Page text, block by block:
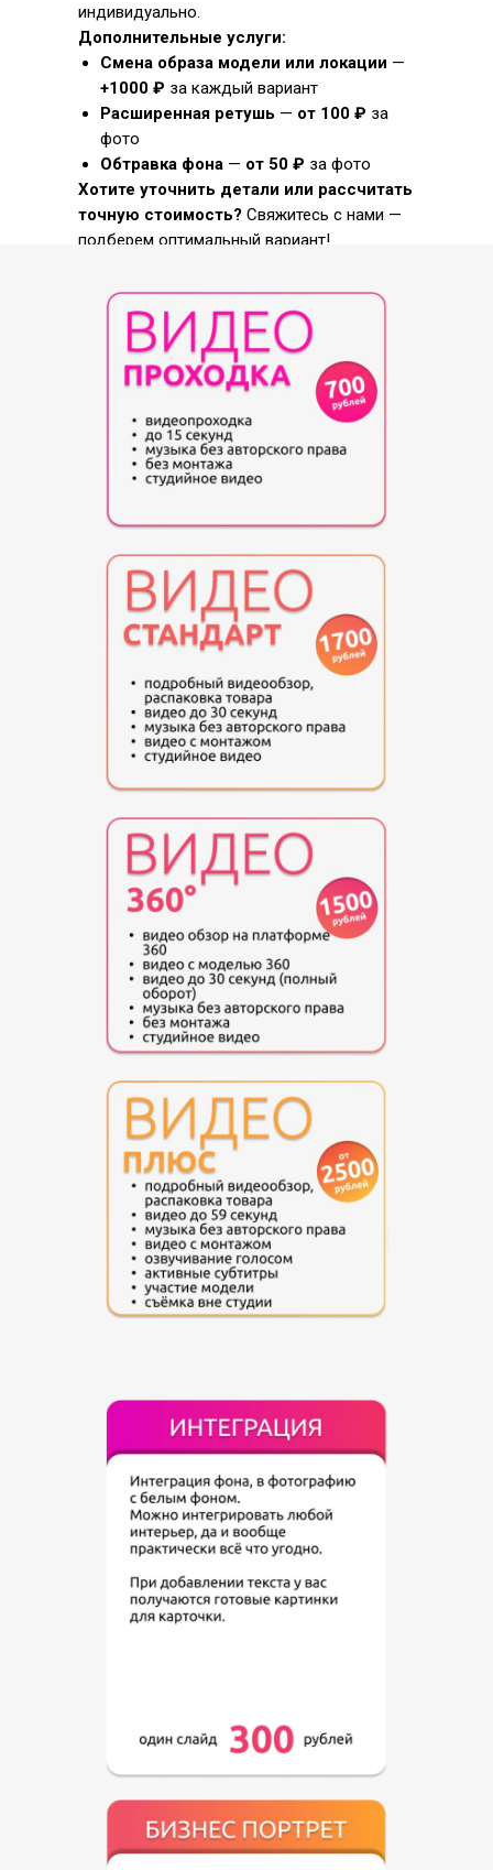
индивидуально.
Дополнительные услуги:
Смена образа модели или локации —
+1000 ₽ за каждый вариант
Расширенная ретушь — от 100 ₽ за
фото
Обтравка фона — от 50 ₽ за фото
Хотите уточнить детали или рассчитать
точную стоимость? Свяжитесь с нами —
подберем оптимальный вариант!